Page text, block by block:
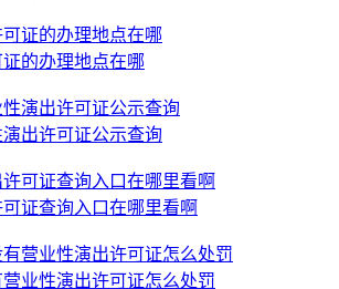
的办理地点在哪
演出许可证公示查询
证查询入口在哪里看啊
业性演出许可证怎么处罚